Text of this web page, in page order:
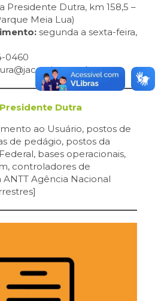
Presidente Dutra, km 158,5 –
Meia Lua)
segunda a sexta-feira,
0460
Dutra
ao Usuário, postos de
de pedágio, postos da
bases operacionais,
controladores de
Agência Nacional